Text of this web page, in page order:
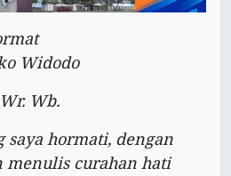
Widodo
Wb.
saya hormati, dengan
menulis curahan hati